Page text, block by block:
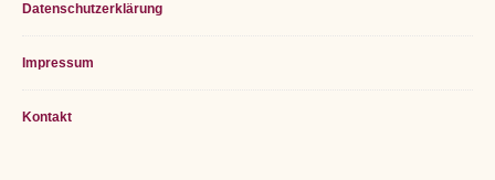
Datenschutzerklärung
Impressum
Kontakt